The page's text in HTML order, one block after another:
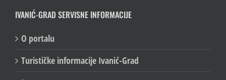
IVANIĆ-GRAD SERVISNE INFORMACIJE
O portalu
Turističke informacije Ivanić-Grad